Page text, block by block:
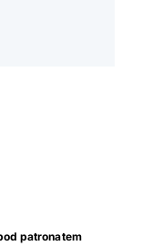
patronatem